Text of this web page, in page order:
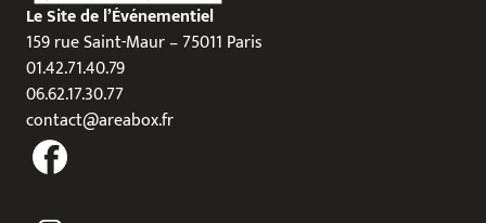
Le Site de l’Événementiel
159 rue Saint-Maur – 75011 Paris
01.42.71.40.79
06.62.17.30.77
contact@areabox.fr